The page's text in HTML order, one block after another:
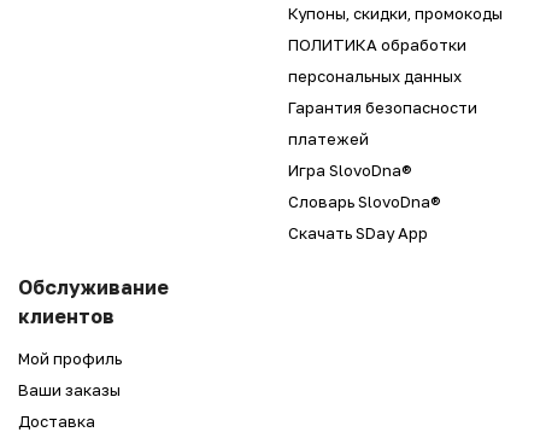
Купоны, скидки, промокоды
ПОЛИТИКА обработки
персональных данных
Гарантия безопасности
платежей
Игра SlovoDna®
Словарь SlovoDna®
Скачать SDay App
Обслуживание
клиентов
Мой профиль
Ваши заказы
Доставка